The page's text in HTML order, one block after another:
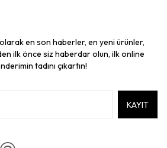
en son haberler, en yeni ürünler,
ilk önce siz haberdar olun, ilk online
tadını çıkartın!
KAYIT